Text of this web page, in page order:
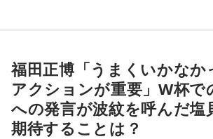
福田正博「うまくいかなか
アクションが重要」W杯で
への発言が波紋を呼んだ塩
期待することは？